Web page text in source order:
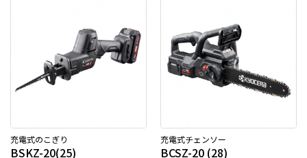
充電式のこぎり
BSKZ-20(25)
充電式チェンソー
BCSZ-20 (28)